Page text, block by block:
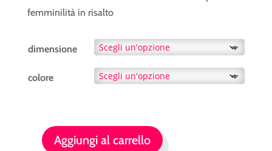
€ 69.00.
femminilità in risalto
dimensione
colore
abito
Aggiungi al carrello